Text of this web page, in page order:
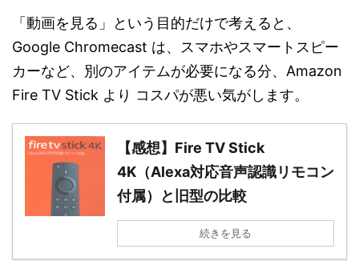
「動画を見る」という目的だけで考えると、
Google Chromecast は、スマホやスマートスピー
カーなど、別のアイテムが必要になる分、Amazon
Fire TV Stick より コスパが悪い気がします。
【感想】Fire TV Stick
4K（Alexa対応音声認識リモコン
付属）と旧型の比較
続きを見る